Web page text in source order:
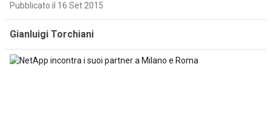
Pubblicato il 16 Set 2015
Gianluigi Torchiani